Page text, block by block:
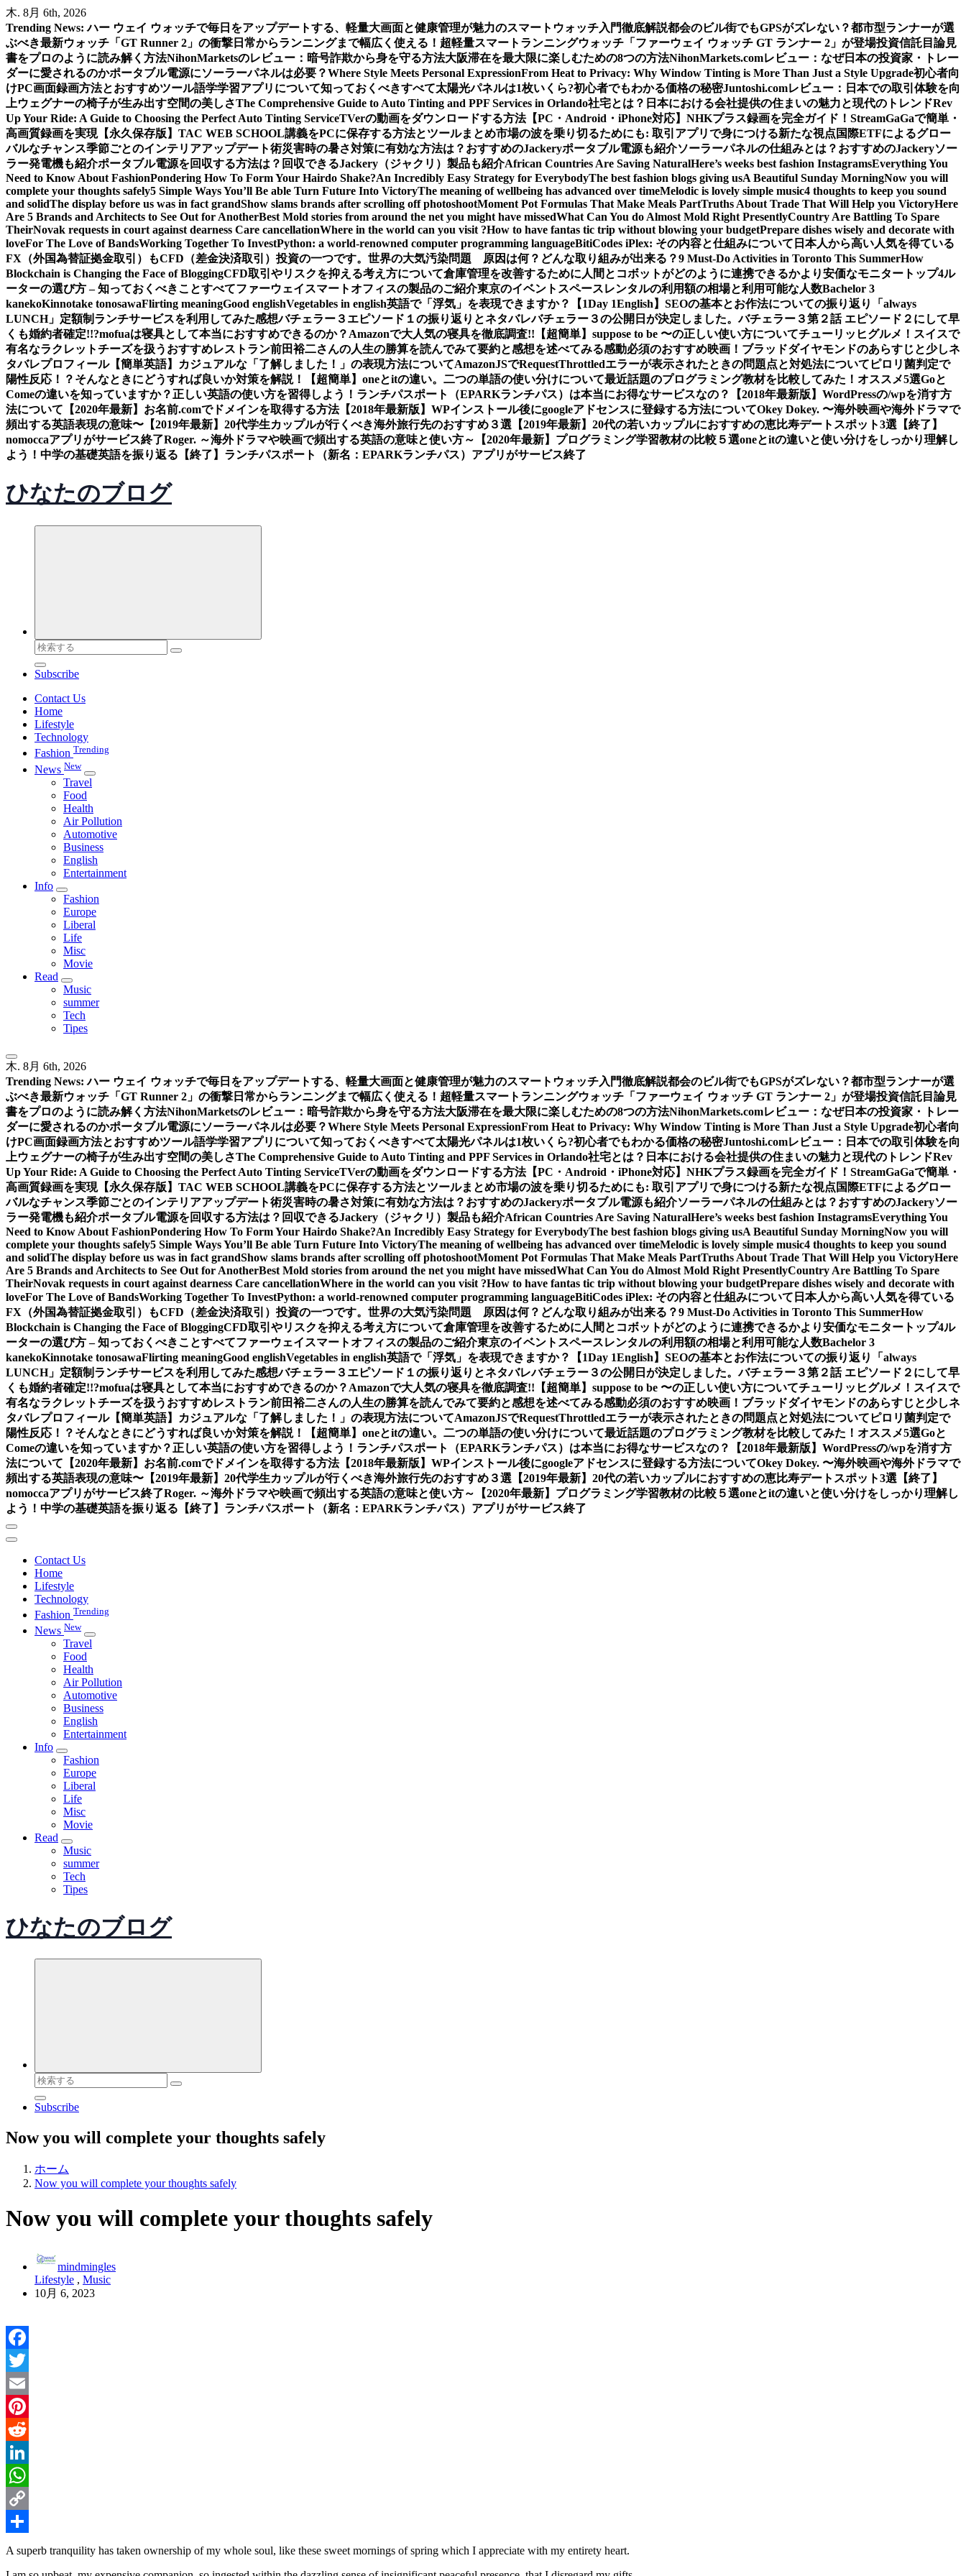
内
容
を
ス
キ
ッ
プ
木. 8月 6th, 2026
Trending News: ハー ウェイ ウォッチで毎日をアップデートする、軽量大画面と健康管理が魅力のスマートウォッチ入門徹底解説都会のビル街でもGPSがズレない？都市型ランナーが選
ぶべき最新ウォッチ「GT Runner 2」の衝撃 日常からランニングまで幅広く使える！超軽量スマートランニングウォッチ「ファーウェイ ウォッチ GT ランナー 2」が登場投資信託目論見
書をプロのように読み解く方法NihonMarketsのレビュー：暗号詐欺から身を守る方法大阪滞在を最大限に楽しむための8つの方法NihonMarkets.comレビュー：なぜ日本の投資家・トレー
ダーに愛されるのかポータブル電源にソーラーパネルは必要？Where Style Meets Personal ExpressionFrom Heat to Privacy: Why Window Tinting is More Than Just a Style Upgrade初心者向
けPC画面録画方法とおすすめツール語学学習アプリについて知っておくべきすべて太陽光パネルは1枚いくら?初心者でもわかる価格の秘密Juntoshi.comレビュー：日本での取引体験を向
上ウェグナーの椅子が生み出す空間の美しさThe Comprehensive Guide to Auto Tinting and PPF Services in Orlando社宅とは？日本における会社提供の住まいの魅力と現代のトレンドRev
Up Your Ride: A Guide to Choosing the Perfect Auto Tinting ServiceTVerの動画をダウンロードする方法【PC・Android・iPhone対応】 NHKプラス録画を完全ガイド！StreamGaGaで簡単・
高画質録画を実現【永久保存版】TAC WEB SCHOOL講義をPCに保存する方法とツールまとめ市場の波を乗り切るためにも: 取引アプリで身につける新たな視点 国際ETFによるグロー
バルなチャンス季節ごとのインテリアアップデート術災害時の暑さ対策に有効な方法は？おすすめのJackeryポータブル電源も紹介ソーラーパネルの仕組みとは？おすすめのJackeryソー
ラー発電機も紹介ポータブル電源を回収する方法は？回収できるJackery（ジャクリ）製品も紹介African Countries Are Saving NaturalHere’s weeks best fashion InstagramsEverything You
Need to Know About FashionPondering How To Form Your Hairdo Shake?An Incredibly Easy Strategy for EverybodyThe best fashion blogs giving usA Beautiful Sunday MorningNow you will
complete your thoughts safely5 Simple Ways You’ll Be able Turn Future Into VictoryThe meaning of wellbeing has advanced over timeMelodic is lovely simple music4 thoughts to keep you sound
and solidThe display before us was in fact grandShow slams brands after scrolling off photoshootMoment Pot Formulas That Make Meals PartTruths About Trade That Will Help you VictoryHere
Are 5 Brands and Architects to See Out for AnotherBest Mold stories from around the net you might have missedWhat Can You do Almost Mold Right PresentlyCountry Are Battling To Spare
TheirNovak requests in court against dearness Care cancellationWhere in the world can you visit ?How to have fantas tic trip without blowing your budgetPrepare dishes wisely and decorate with
loveFor The Love of BandsWorking Together To InvestPython: a world-renowned computer programming languageBitiCodes iPlex: その内容と仕組みについて 日本人から高い人気を得ている
FX（外国為替証拠金取引）もCFD（差金決済取引）投資の一つです。 世界の大気汚染問題 原因は何？どんな取り組みが出来る？9 Must-Do Activities in Toronto This SummerHow
Blockchain is Changing the Face of BloggingCFD取引やリスクを抑える考え方について倉庫管理を改善するために人間とコボットがどのように連携できるかより安価なモニタートップ4ル
ーターの選び方 – 知っておくべきことすべてファーウェイスマートオフィスの製品のご紹介東京のイベントスペースレンタルの利用額の相場と利用可能な人数Bachelor 3
kanekoKinnotake tonosawaFlirting meaningGood englishVegetables in english英語で「浮気」を表現できますか？【1Day 1English】 SEOの基本とお作法についての振り返り
「always
LUNCH」定額制ランチサービスを利用してみた感想バチェラー３エピソード１の振り返りとネタバレバチェラー３の公開日が決定しました。バチェラー３第２話 エピソード２にして早
くも婚約者確定!!?mofuaは寝具として本当におすすめできるのか？Amazonで大人気の寝具を徹底調査!! 【超簡単】suppose to be 〜の正しい使い方についてチューリッヒグルメ！スイスで
有名なラクレットチーズを扱うおすすめレストラン前田裕二さんの人生の勝算を読んでみて要約と感想を述べてみる感動必須のおすすめ映画！ブラッドダイヤモンドのあらすじと少しネ
タバレプロフィール【簡単英語】カジュアルな「了解しました！」の表現方法についてAmazonJSでRequestThrottledエラーが表示されたときの問題点と対処法について ピロリ菌判定で
陽性反応！？そんなときにどうすれば良いか対策を解説！
【超簡単】oneとitの違い。二つの単語の使い分けについて最近話題のプログラミング教材を比較してみた！オススメ5選Goと
Comeの違いを知っていますか？正しい英語の使い方を習得しよう！ ランチパスポート（EPARKランチパス）は本当にお得なサービスなの？
【2018年最新版】WordPressの/wpを消す方
法について 【2020年最新】お名前.comでドメインを取得する方法【2018年最新版】WPインストール後にgoogleアドセンスに登録する方法についてOkey Dokey. 〜海外映画や海外ドラマで
頻出する英語表現の意味〜 【2019年最新】20代学生カップルが行くべき海外旅行先のおすすめ３選 【2019年最新】20代の若いカップルにおすすめの恵比寿デートスポット3選 【終了】
nomoccaアプリがサービス終了Roger. ～海外ドラマや映画で頻出する英語の意味と使い方～ 【2020年最新】プログラミング学習教材の比較５選oneとitの違いと使い分けをしっかり理解し
よう！中学の基礎英語を振り返る 【終了】ランチパスポート（新名：EPARKランチパス）アプリがサービス終了
ひなたのブログ
検
索
対
Subscribe
Contact Us
Home
Lifestyle
Technology
Fashion Trending
News New
Travel
Food
Health
Air Pollution
Automotive
Business
English
Entertainment
Info
Fashion
Europe
Liberal
Life
Misc
Movie
Read
Music
summer
Tech
Tipes
木. 8月 6th, 2026
Trending News: ハー ウェイ ウォッチで毎日をアップデートする、軽量大画面と健康管理が魅力のスマートウォッチ入門徹底解説都会のビル街でもGPSがズレない？都市型ランナーが選
ぶべき最新ウォッチ「GT Runner 2」の衝撃 日常からランニングまで幅広く使える！超軽量スマートランニングウォッチ「ファーウェイ ウォッチ GT ランナー 2」が登場投資信託目論見
書をプロのように読み解く方法NihonMarketsのレビュー：暗号詐欺から身を守る方法大阪滞在を最大限に楽しむための8つの方法NihonMarkets.comレビュー：なぜ日本の投資家・トレー
ダーに愛されるのかポータブル電源にソーラーパネルは必要？Where Style Meets Personal ExpressionFrom Heat to Privacy: Why Window Tinting is More Than Just a Style Upgrade初心者向
けPC画面録画方法とおすすめツール語学学習アプリについて知っておくべきすべて太陽光パネルは1枚いくら?初心者でもわかる価格の秘密Juntoshi.comレビュー：日本での取引体験を向
上ウェグナーの椅子が生み出す空間の美しさThe Comprehensive Guide to Auto Tinting and PPF Services in Orlando社宅とは？日本における会社提供の住まいの魅力と現代のトレンドRev
Up Your Ride: A Guide to Choosing the Perfect Auto Tinting ServiceTVerの動画をダウンロードする方法【PC・Android・iPhone対応】 NHKプラス録画を完全ガイド！StreamGaGaで簡単・
高画質録画を実現【永久保存版】TAC WEB SCHOOL講義をPCに保存する方法とツールまとめ市場の波を乗り切るためにも: 取引アプリで身につける新たな視点 国際ETFによるグロー
バルなチャンス季節ごとのインテリアアップデート術災害時の暑さ対策に有効な方法は？おすすめのJackeryポータブル電源も紹介ソーラーパネルの仕組みとは？おすすめのJackeryソー
ラー発電機も紹介ポータブル電源を回収する方法は？回収できるJackery（ジャクリ）製品も紹介African Countries Are Saving NaturalHere’s weeks best fashion InstagramsEverything You
Need to Know About FashionPondering How To Form Your Hairdo Shake?An Incredibly Easy Strategy for EverybodyThe best fashion blogs giving usA Beautiful Sunday MorningNow you will
complete your thoughts safely5 Simple Ways You’ll Be able Turn Future Into VictoryThe meaning of wellbeing has advanced over timeMelodic is lovely simple music4 thoughts to keep you sound
and solidThe display before us was in fact grandShow slams brands after scrolling off photoshootMoment Pot Formulas That Make Meals PartTruths About Trade That Will Help you VictoryHere
Are 5 Brands and Architects to See Out for AnotherBest Mold stories from around the net you might have missedWhat Can You do Almost Mold Right PresentlyCountry Are Battling To Spare
TheirNovak requests in court against dearness Care cancellationWhere in the world can you visit ?How to have fantas tic trip without blowing your budgetPrepare dishes wisely and decorate with
loveFor The Love of BandsWorking Together To InvestPython: a world-renowned computer programming languageBitiCodes iPlex: その内容と仕組みについて 日本人から高い人気を得ている
FX（外国為替証拠金取引）もCFD（差金決済取引）投資の一つです。 世界の大気汚染問題 原因は何？どんな取り組みが出来る？9 Must-Do Activities in Toronto This SummerHow
Blockchain is Changing the Face of BloggingCFD取引やリスクを抑える考え方について倉庫管理を改善するために人間とコボットがどのように連携できるかより安価なモニタートップ4ル
ーターの選び方 – 知っておくべきことすべてファーウェイスマートオフィスの製品のご紹介東京のイベントスペースレンタルの利用額の相場と利用可能な人数Bachelor 3
kanekoKinnotake tonosawaFlirting meaningGood englishVegetables in english英語で「浮気」を表現できますか？【1Day 1English】 SEOの基本とお作法についての振り返り
「always
LUNCH」定額制ランチサービスを利用してみた感想バチェラー３エピソード１の振り返りとネタバレバチェラー３の公開日が決定しました。バチェラー３第２話 エピソード２にして早
くも婚約者確定!!?mofuaは寝具として本当におすすめできるのか？Amazonで大人気の寝具を徹底調査!! 【超簡単】suppose to be 〜の正しい使い方についてチューリッヒグルメ！スイスで
有名なラクレットチーズを扱うおすすめレストラン前田裕二さんの人生の勝算を読んでみて要約と感想を述べてみる感動必須のおすすめ映画！ブラッドダイヤモンドのあらすじと少しネ
タバレプロフィール【簡単英語】カジュアルな「了解しました！」の表現方法についてAmazonJSでRequestThrottledエラーが表示されたときの問題点と対処法について ピロリ菌判定で
陽性反応！？そんなときにどうすれば良いか対策を解説！
【超簡単】oneとitの違い。二つの単語の使い分けについて最近話題のプログラミング教材を比較してみた！オススメ5選Goと
Comeの違いを知っていますか？正しい英語の使い方を習得しよう！ ランチパスポート（EPARKランチパス）は本当にお得なサービスなの？
【2018年最新版】WordPressの/wpを消す方
法について 【2020年最新】お名前.comでドメインを取得する方法【2018年最新版】WPインストール後にgoogleアドセンスに登録する方法についてOkey Dokey. 〜海外映画や海外ドラマで
頻出する英語表現の意味〜 【2019年最新】20代学生カップルが行くべき海外旅行先のおすすめ３選 【2019年最新】20代の若いカップルにおすすめの恵比寿デートスポット3選 【終了】
nomoccaアプリがサービス終了Roger. ～海外ドラマや映画で頻出する英語の意味と使い方～ 【2020年最新】プログラミング学習教材の比較５選oneとitの違いと使い分けをしっかり理解し
よう！中学の基礎英語を振り返る 【終了】ランチパスポート（新名：EPARKランチパス）アプリがサービス終了
Contact Us
Home
Lifestyle
Technology
Fashion Trending
News New
Travel
Food
Health
Air Pollution
Automotive
Business
English
Entertainment
Info
Fashion
Europe
Liberal
Life
Misc
Movie
Read
Music
summer
Tech
Tipes
ひなたのブログ
検
索
対
Subscribe
Now you will complete your thoughts safely
ホーム
Now you will complete your thoughts safely
Now you will complete your thoughts safely
mindmingles
Lifestyle , Music
10月 6, 2023
Facebook
Twitter
Email
Pinterest
Reddit
LinkedIn
WhatsApp
Copy
Link
共
A superb tranquility has taken ownership of my whole soul, like these sweet mornings of spring which I appreciate with my entirety heart.